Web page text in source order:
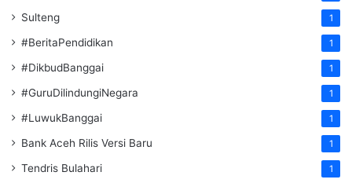
Sulteng 1
#BeritaPendidikan 1
#DikbudBanggai 1
#GuruDilindungiNegara 1
#LuwukBanggai 1
Bank Aceh Rilis Versi Baru 1
Tendris Bulahari 1